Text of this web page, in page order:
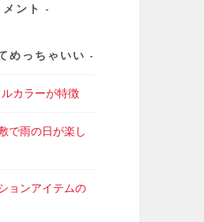
ント
めっちゃいい
ルカラーが特徴
で雨の日が楽し
ョンアイテムの